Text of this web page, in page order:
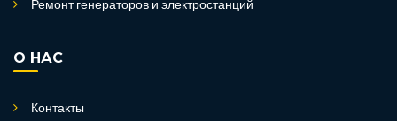
Ремонт генераторов и электростанций
О НАС
Контакты